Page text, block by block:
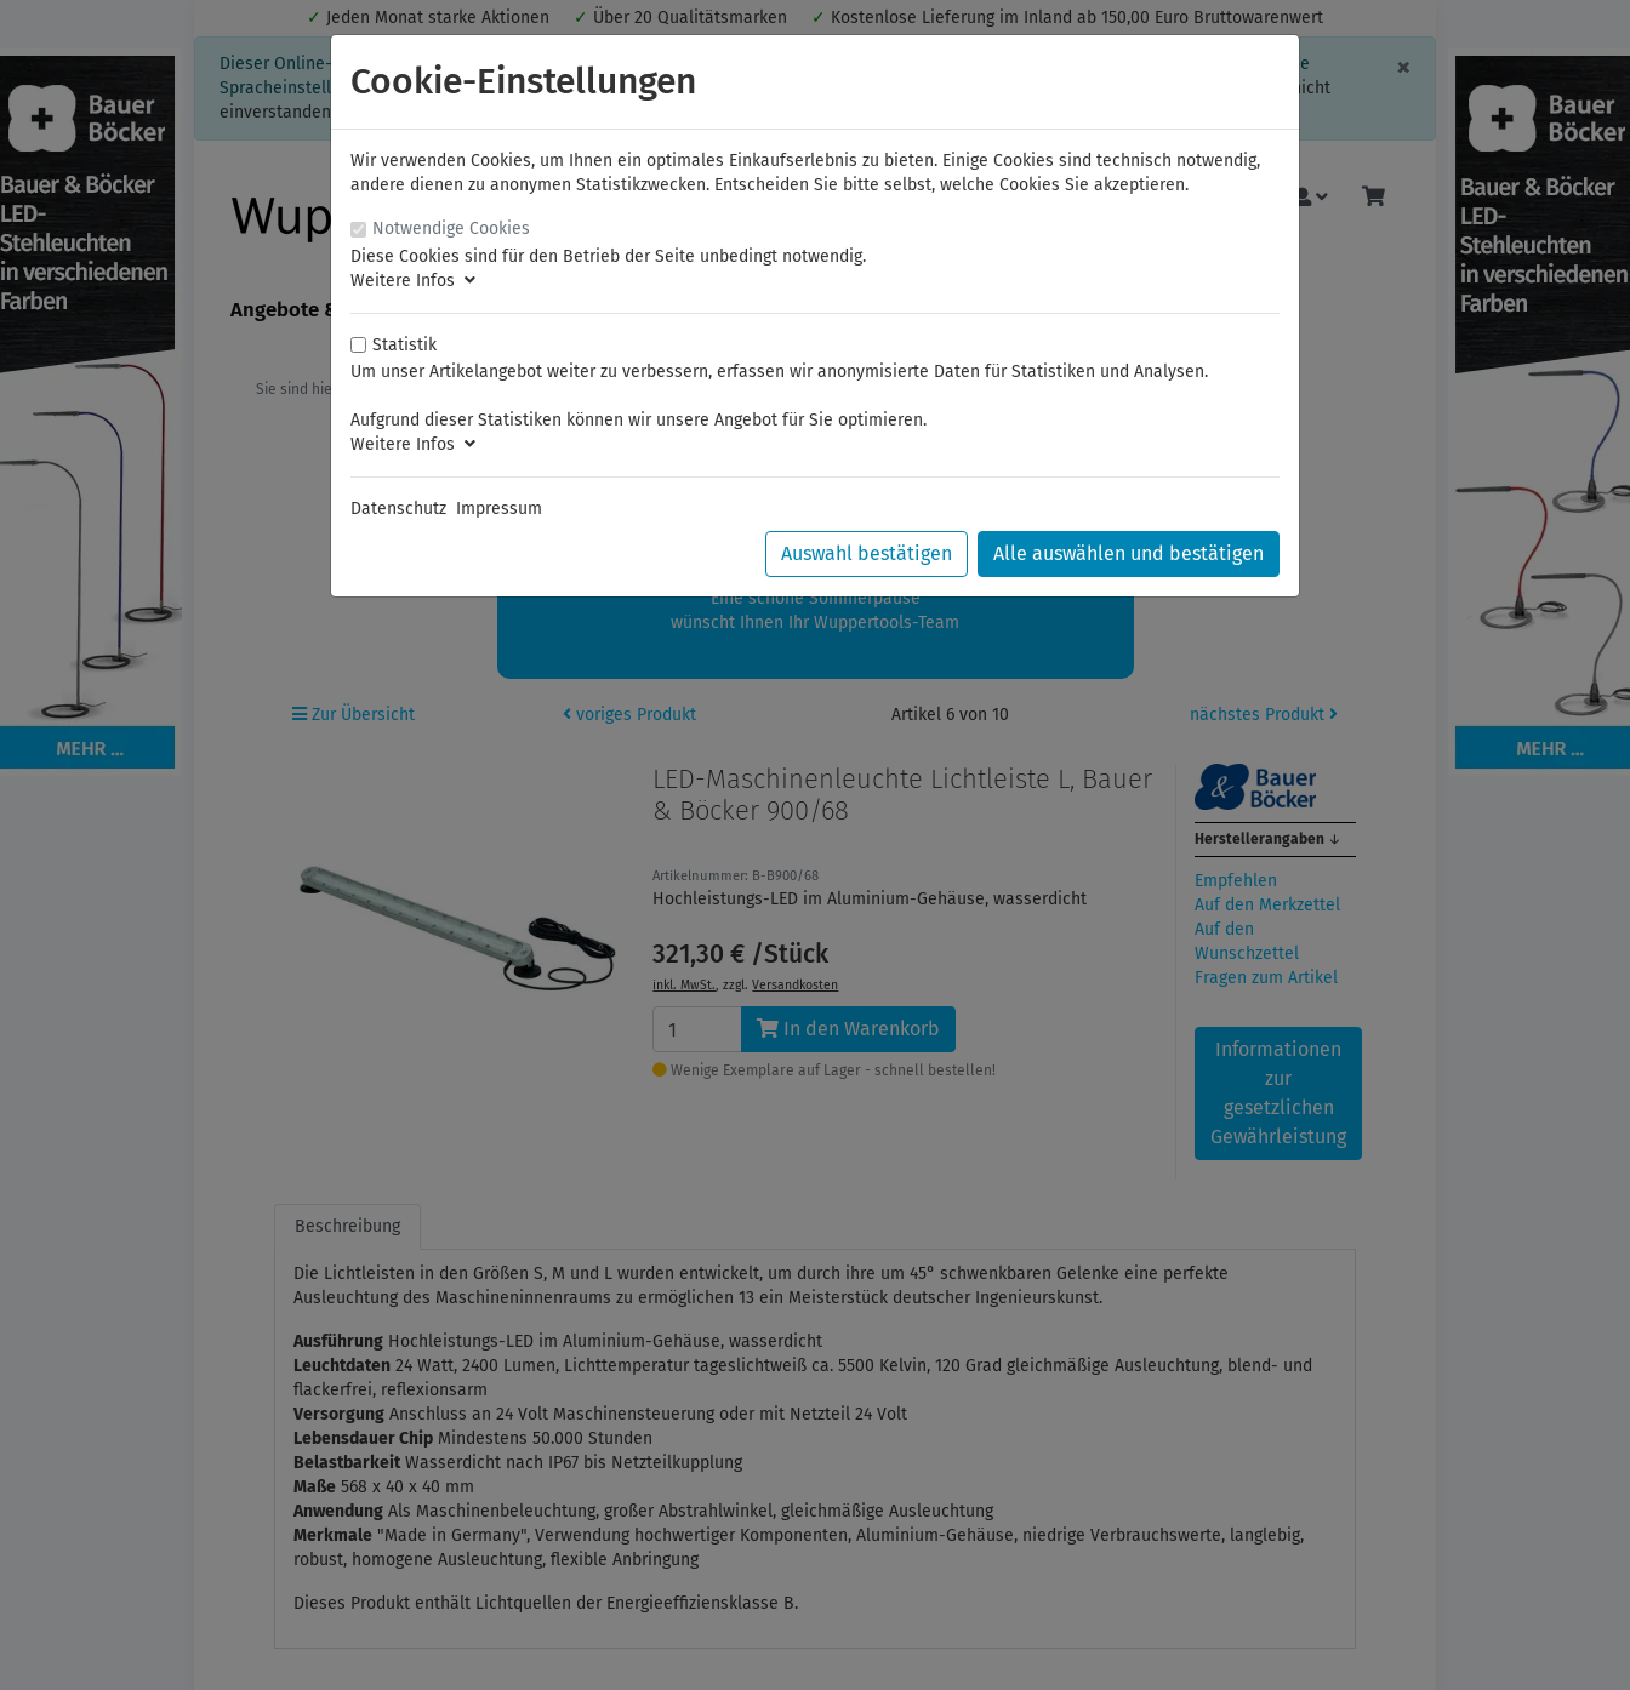
✓ Jeden Monat starke Aktionen ✓ Über 20 Qualitätsmarken ✓ Kostenlose Lieferung im Inland ab 150,00 Euro Bruttowarenwert
× Schließen
Dieser Online-Shop verwendet Cookies für ein optimales Einkaufserlebnis. Dabei werden beispielsweise die Session-Informationen oder die
Spracheinstellung auf Ihrem Rechner gespeichert. Ohne Cookies ist der Funktionsumfang des Online-Shops eingeschränkt.
Sind Sie damit nicht
einverstanden, klicken Sie bitte hier.
Angebote & Neuheiten FAMAG NWS ELORA FELO Bauer & Böcker Mehr
Sie sind hier:
Sommerferien
zwischen 28.07.2026 und 21.08.2026 machen auch wir Urlaub.
Ihre Bestellungen in diesem Zeitraum werden ab dem 24.08.2026 verschickt.
Eine schöne Sommerpause
wünscht Ihnen Ihr Wuppertools-Team
Zur Übersicht voriges Produkt Artikel 6 von 10 nächstes Produkt
LED-Maschinenleuchte Lichtleiste L, Bauer
& Böcker 900/68
Artikelnummer: B-B900/68
Hochleistungs-LED im Aluminium-Gehäuse, wasserdicht
321,30 € /Stück
inkl. MwSt., zzgl.Versandkosten
In den Warenkorb
Wenige Exemplare auf Lager - schnell bestellen!
Herstellerangaben ↓
Empfehlen
Auf den Merkzettel
Auf den
Wunschzettel
Fragen zum Artikel
Informationen
zur
gesetzlichen
Gewährleistung
Beschreibung
Die Lichtleisten in den Größen S, M und L wurden entwickelt, um durch ihre um 45° schwenkbaren Gelenke eine perfekte
Ausleuchtung des Maschineninnenraums zu ermöglichen 13 ein Meisterstück deutscher Ingenieurskunst.
Ausführung Hochleistungs-LED im Aluminium-Gehäuse, wasserdicht
Leuchtdaten 24 Watt, 2400 Lumen, Lichttemperatur tageslichtweiß ca. 5500 Kelvin, 120 Grad gleichmäßige Ausleuchtung, blend- und
flackerfrei, reflexionsarm
Versorgung Anschluss an 24 Volt Maschinensteuerung oder mit Netzteil 24 Volt
Lebensdauer Chip Mindestens 50.000 Stunden
BelastbarkeitWasserdicht nach IP67 bis Netzteilkupplung
Maße 568 x 40 x 40 mm
Anwendung Als Maschinenbeleuchtung, großer Abstrahlwinkel, gleichmäßige Ausleuchtung
Merkmale "Made in Germany", Verwendung hochwertiger Komponenten, Aluminium-Gehäuse, niedrige Verbrauchswerte, langlebig,
robust, homogene Ausleuchtung, flexible Anbringung
Dieses Produkt enthält Lichtquellen der Energieeffiziensklasse B.
Cookie-Einstellungen
Wir verwenden Cookies, um Ihnen ein optimales Einkaufserlebnis zu bieten. Einige Cookies sind technisch notwendig,
andere dienen zu anonymen Statistikzwecken. Entscheiden Sie bitte selbst, welche Cookies Sie akzeptieren.
Notwendige Cookies
Diese Cookies sind für den Betrieb der Seite unbedingt notwendig.
Weitere Infos
Statistik
Um unser Artikelangebot weiter zu verbessern, erfassen wir anonymisierte Daten für Statistiken und Analysen.
Aufgrund dieser Statistiken können wir unsere Angebot für Sie optimieren.
Weitere Infos
Datenschutz Impressum
Auswahl bestätigen Alle auswählen und bestätigen